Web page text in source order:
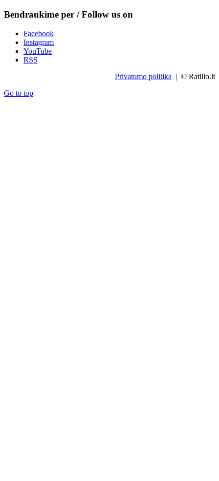
Bendraukime per / Follow us on
Facebook
Instagram
YouTube
RSS
Privatumo politika | © Ratilio.lt
Go to top